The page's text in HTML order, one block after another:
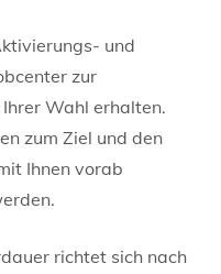
und
zur
Wahl erhalten.
zum Ziel und den
Ihnen vorab
richtet sich nach